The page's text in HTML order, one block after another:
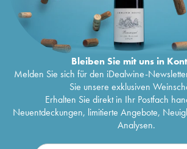
Bleiben Sie mit uns in
Melden Sie sich für den iDealwine-
Sie unsere exklusiven
Erhalten Sie direkt in Ihr Postfach
Neuentdeckungen, limitierte Angebote,
Analysen.